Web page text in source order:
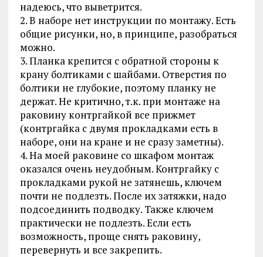
надеюсь, что выветрится.
2. В наборе нет инструкции по монтажу. Есть
общие рисунки, но, в принципе, разобраться
можно.
3. Планка крепится с обратной стороны к
крану болтиками с шайбами. Отверстия по
болтики не глубокие, поэтому планку не
держат. Не критично, т.к. при монтаже на
раковину контргайкой все прижмет
(контргайка с двумя прокладками есть в
наборе, они на кране и не сразу заметны).
4. На моей раковине со шкафом монтаж
оказался очень неудобным. Контргайку с
прокладками рукой не затянешь, ключем
почти не подлезть. После их затяжки, надо
подсоединить подводку. Также ключем
практически не подлезть. Если есть
возможность, проще снять раковину,
перевернуть и все закрепить.